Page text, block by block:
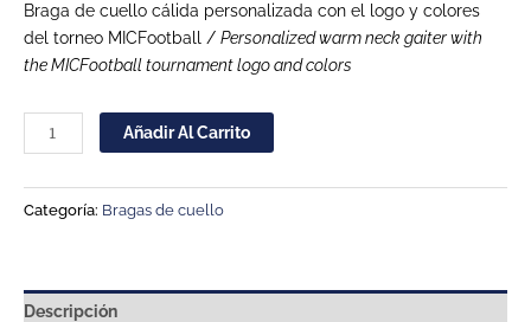
Braga de cuello cálida personalizada con el logo y colores
del torneo MICFootball / Personalized warm neck gaiter with
the MICFootball tournament logo and colors
Añadir Al Carrito
Categoría: Bragas de cuello
Descripción